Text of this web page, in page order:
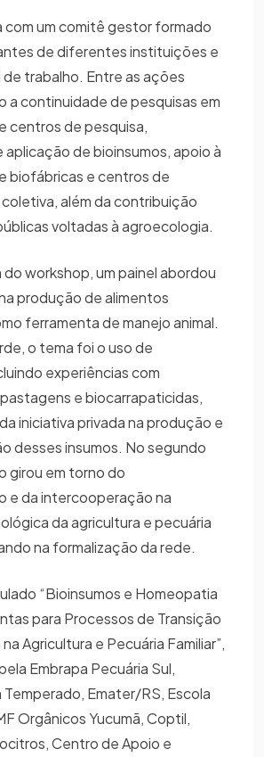
com um comitê gestor formado
de diferentes instituições e
de trabalho. Entre as ações
a continuidade de pesquisas em
centros de pesquisa,
de bioinsumos, apoio à
biofábricas e centros de
além da contribuição
voltadas à agroecologia.
do workshop, um painel abordou
produção de alimentos
ferramenta de manejo animal.
o tema foi o uso de
experiências com
e biocarrapaticidas,
iniciativa privada na produção e
desses insumos. No segundo
girou em torno do
e da intercooperação na
da agricultura e pecuária
na formalização da rede.
“Bioinsumos e Homeopatia
para Processos de Transição
Agricultura e Pecuária Familiar”,
Embrapa Pecuária Sul,
Temperado, Emater/RS, Escola
Orgânicos Yucumã, Coptil,
Centro de Apoio e